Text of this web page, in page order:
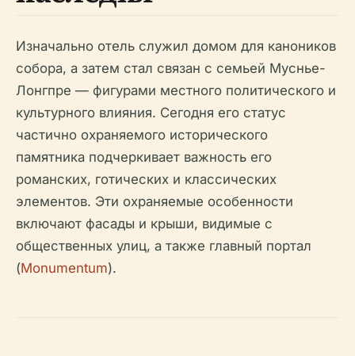
Изначально отель служил домом для каноников
собора, а затем стал связан с семьей Муснье-
Лонгпре — фигурами местного политического и
культурного влияния. Сегодня его статус
частично охраняемого исторического
памятника подчеркивает важность его
романских, готических и классических
элементов. Эти охраняемые особенности
включают фасады и крыши, видимые с
общественных улиц, а также главный портал
(Monumentum).